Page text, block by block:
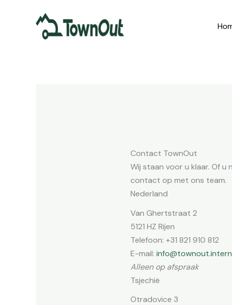
Contact TownOut
Wij staan voor u klaar. Of
contact op met ons team.
Nederland
Van Ghertstraat 2
5121 HZ Rijen
Telefoon: +31 821 910 812
E-mail:
Alleen op afspraak
Tsjechië
Otradovice 3